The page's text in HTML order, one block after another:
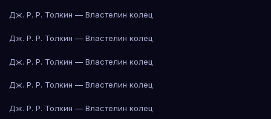
Дж. Р. Р. Толкин — Властелин колец
Дж. Р. Р. Толкин — Властелин колец
Дж. Р. Р. Толкин — Властелин колец
Дж. Р. Р. Толкин — Властелин колец
Дж. Р. Р. Толкин — Властелин колец